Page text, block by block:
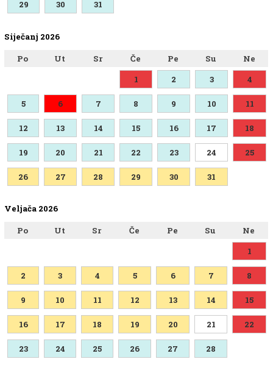
29 30 31
Siječanj 2026
Po Ut Sr Če Pe Su
Ne
1
2 3 4
5 6 7 8 9 10 11
12 13 14 15 16 17 18
19 20 21 22 23 24 25
26 27 28 29 30 31
Veljača 2026
Po Ut Sr Če Pe Su
Ne
1
2 3 4 5 6 7 8
9 10 11 12 13 14 15
16 17 18 19 20 21 22
23 24 25 26 27 28